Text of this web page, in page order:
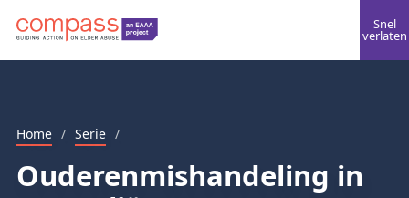
Snel
verlaten
Home / Serie /
Ouderenmishandeling in